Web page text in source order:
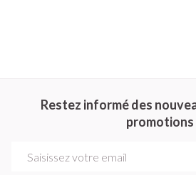
Restez informé des
promotions